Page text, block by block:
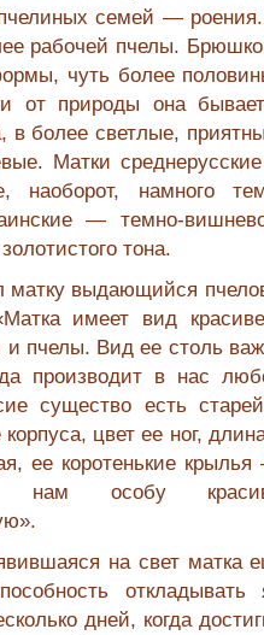
семей —
рабочей пчелы.
чуть более
от природы она
в более светлые,
Матки
наобо­рот, намного
— темно-
тона.
матку выдающийся
имеет вид
и пчелы. Вид ее столь
производит в нас
существо есть
цвет ее ног,
ее коротенькие
нам осо­бу
на свет
дней, когда